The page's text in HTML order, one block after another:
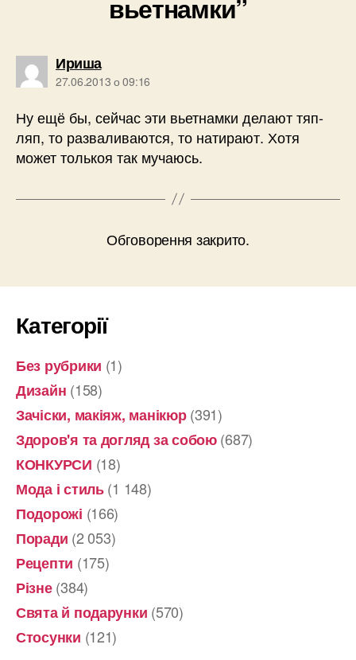
вьетнамки”
Иришаговорить:
27.06.2013 о 09:16
Ну ещё бы, сейчас эти вьетнамки делают тяп-
ляп, то разваливаются, то натирают. Хотя
может толькоя так мучаюсь.
Обговорення закрито.
Категорії
Без рубрики (1)
Дизайн (158)
Зачіски, макіяж, манікюр(391)
Здоров'я та догляд за собою(687)
КОНКУРСИ (18)
Мода і стиль(1 148)
Подорожі (166)
Поради (2 053)
Рецепти (175)
Різне(384)
Свята й подарунки (570)
Стосунки (121)